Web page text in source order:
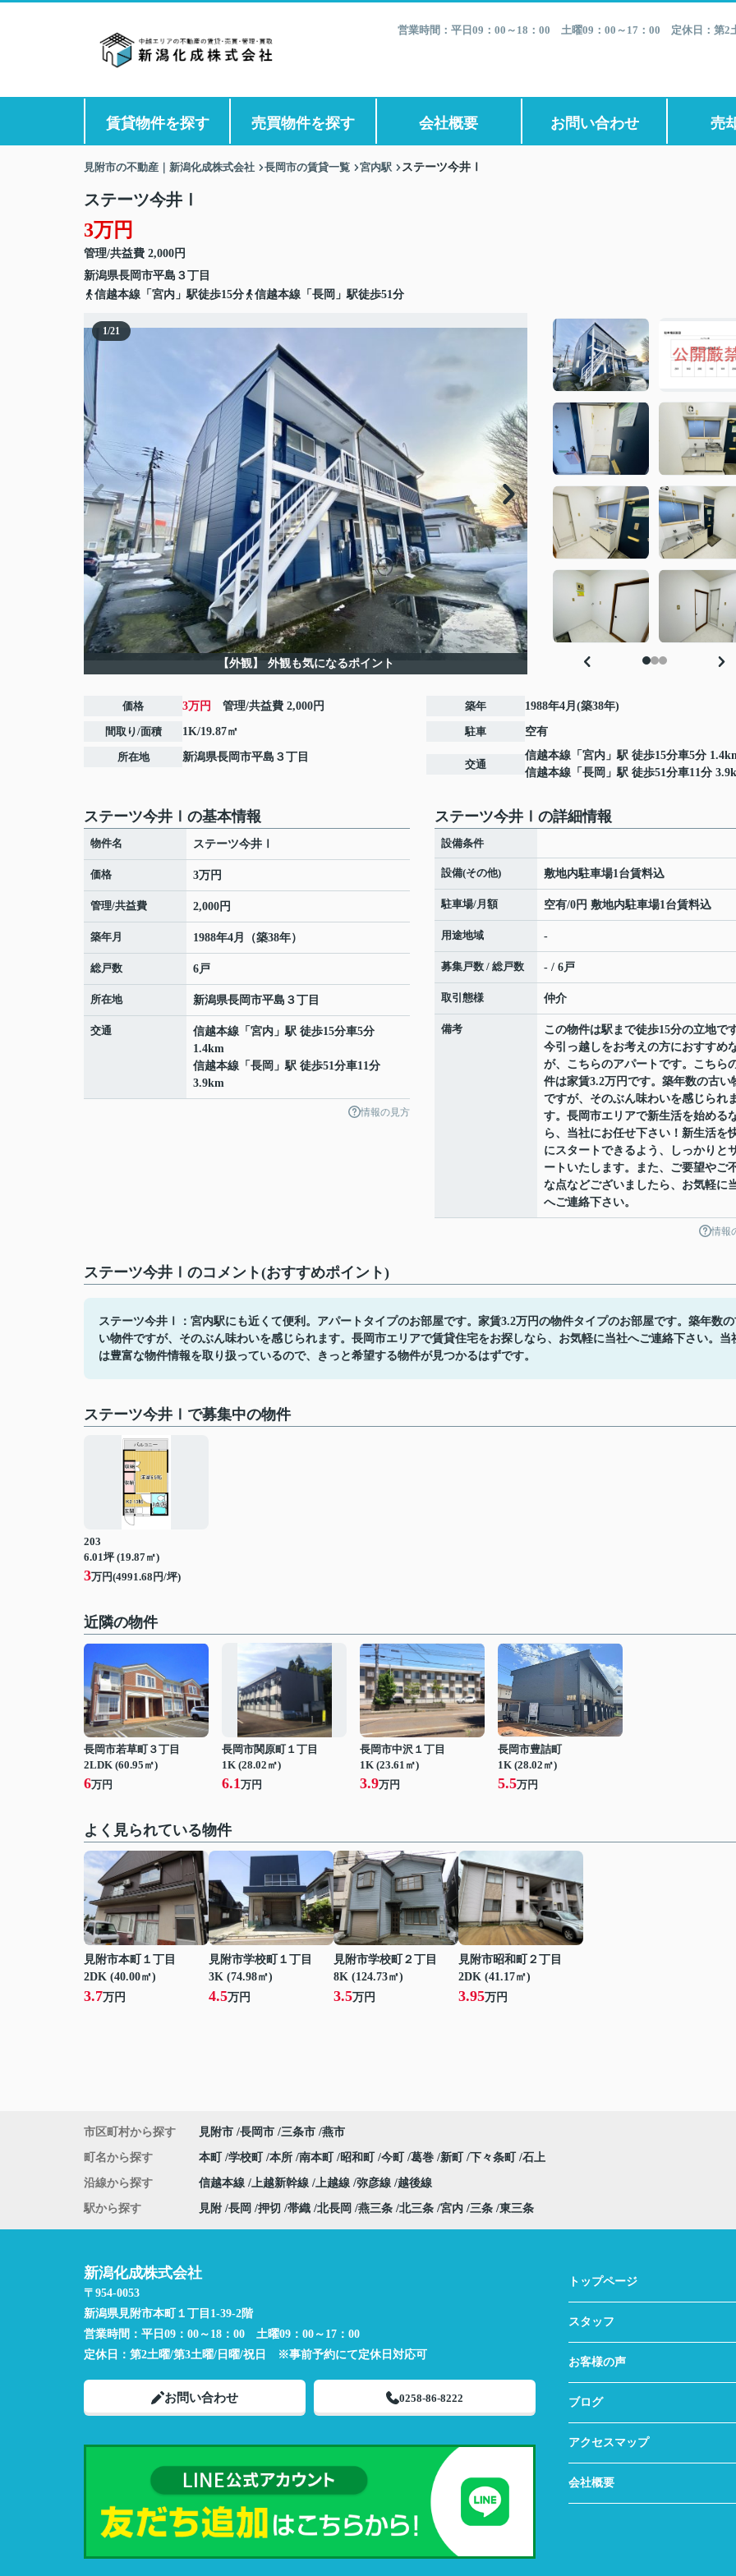
営業時間：平日09：00～18：00 土曜09：00～17：00 定休日：第
賃貸物件を探す 売買物件を探す 会社概要 お問い合わせ 売
見附市の不動産｜新潟化成株式会社 長岡市の賃貸一覧 宮内駅 ステーツ今井Ⅰ
ステーツ今井Ⅰ
3万円
管理/共益費 2,000円
新潟県長岡市平島 ３丁目
信越本線「宮内」駅徒歩15分
信越本線「長岡」駅徒歩51分
1/21
【外観】 外観も気になるポイント
価格 3万円 管理/共益費 2,000円
間取り/面積 1K/19.87㎡
所在地 新潟県長岡市平島 ３丁目
築年 1988年4月(築38年)
駐車 空有
交通
信越本線 「 宮内 」駅 徒歩15分車5分
信越本線 「 長岡 」駅 徒歩51分車11分
ステーツ今井Ⅰの基本情報
物件名 ステーツ今井Ⅰ
価格 3万円
管理/共益費 2,000円
築年月 1988年4月（築38年）
総戸数 6戸
所在地 新潟県長岡市平島 ３丁目
交通 信越本線 「 宮内 」駅 徒歩15分車5分
1.4km
信越本線 「 長岡 」駅 徒歩51分車11分
3.9km
情報の見方
ステーツ今井Ⅰの詳細情報
設備条件
設備(その他) 敷地内駐車場1台賃料込
駐車場/月額 空有/0円 敷地内駐車場1台賃料込
用途地域 -
募集戸数 / 総戸数 - / 6戸
取引態様 仲介
備考
この物件は駅まで徒歩15分の立地です
今引っ越しをお考えの方におすすめ
が、こちらのアパートです。こちら
件は家賃3.2万円です。築年数の古い
ですが、そのぶん味わいを感じられ
す。長岡市エリアで新生活を始める
ら、当社にお任せ下さい！新生活を
にスタートできるよう、しっかりと
ートいたします。また、ご要望やご
な点などございましたら、お気軽に
へご連絡下さい。
情報
ステーツ今井Ⅰのコメント(おすすめポイント)
ステーツ今井Ⅰ：宮内駅にも近くて便利。アパートタイプのお部屋です。家賃3.2万円の物件タイプのお部屋です。築年数
い物件ですが、そのぶん味わいを感じられます。長岡市エリアで賃貸住宅をお探しなら、お気軽に当社へご連絡下さい。当
は豊富な物件情報を取り扱っているので、きっと希望する物件が見つかるはずです。
ステーツ今井Ⅰで募集中の物件
203
6.01坪 (19.87㎡)
3万円(4991.68円/坪)
近隣の物件
長岡市若草町３丁目
2LDK (60.95㎡)
6万円
長岡市関原町１丁目
1K (28.02㎡)
6.1万円
長岡市中沢１丁目
1K (23.61㎡)
3.9万円
長岡市豊詰町
1K (28.02㎡)
5.5万円
よく見られている物件
見附市本町１丁目
2DK (40.00㎡)
3.7万円
見附市学校町１丁目
3K (74.98㎡)
4.5万円
見附市学校町２丁目
8K (124.73㎡)
3.5万円
見附市昭和町２丁目
2DK (41.17㎡)
3.95万円
市区町村から探す 見附市 長岡市 三条市 燕市
町名から探す 本町 学校町 本所 南本町 昭和町 今町 葛巻 新町 下々条町 石上
沿線から探す 信越本線 上越新幹線 上越線 弥彦線 越後線
駅から探す 見附 長岡 押切 帯織 北長岡 燕三条 北三条 宮内 三条 東三条
新潟化成株式会社
〒954-0053
新潟県見附市本町１丁目1-39-2階
営業時間： 平日09：00～18：00 土曜09：00～17：00
定休日： 第2土曜/第3土曜/日曜/祝日 ※事前予約にて定休日対応可
お問い合わせ 0258-86-8222
トップページ
スタッフ
お客様の声
ブログ
アクセスマップ
会社概要